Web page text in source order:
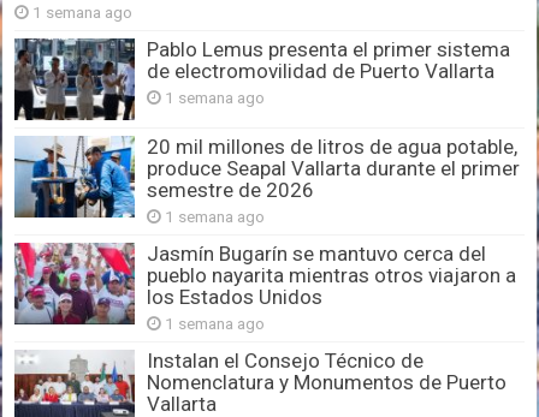
1 semana ago
Pablo Lemus presenta el primer sistema
de electromovilidad de Puerto Vallarta
1 semana ago
20 mil millones de litros de agua potable,
produce Seapal Vallarta durante el primer
semestre de 2026
1 semana ago
Jasmín Bugarín se mantuvo cerca del
pueblo nayarita mientras otros viajaron a
los Estados Unidos
1 semana ago
Instalan el Consejo Técnico de
Nomenclatura y Monumentos de Puerto
Vallarta